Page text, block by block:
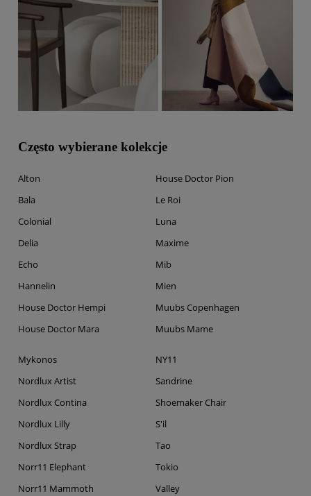
Często wybierane kolekcje
Alton
Bala
Colonial
Delia
Echo
Hannelin
House Doctor Hempi
House Doctor Mara
House Doctor Pion
Le Roi
Luna
Maxime
Mib
Mien
Muubs Copenhagen
Muubs Mame
Mykonos
Nordlux Artist
Nordlux Contina
Nordlux Lilly
Nordlux Strap
Norr11 Elephant
Norr11 Mammoth
NY11
Sandrine
Shoemaker Chair
S'il
Tao
Tokio
Valley